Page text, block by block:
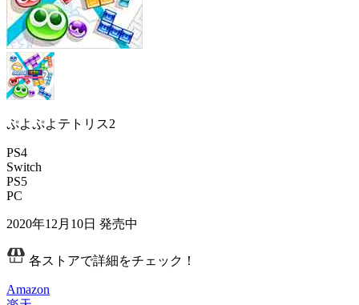
ぷよぷよテトリス2
PS4
Switch
PS5
PC
2020年12月10日 発売中
各ストアで詳細をチェック！
Amazon